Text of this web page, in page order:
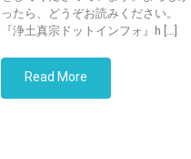
ったら、どうぞお読みください。
『浄土真宗ドットインフォ』h […]
Read More